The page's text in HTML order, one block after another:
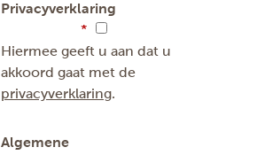
Privacyverklaring
Hiermee geeft u aan dat u
akkoord gaat met de
privacyverklaring.
Algemene